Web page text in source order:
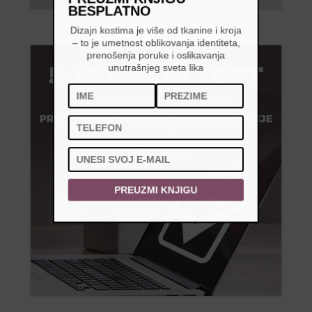
BESPLATNO
Dizajn kostima je više od tkanine i kroja
– to je umetnost oblikovanja identiteta,
prenošenja poruke i oslikavanja
unutrašnjeg sveta lika
PREUZMI KNJIGU